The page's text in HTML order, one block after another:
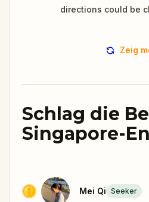
directions could be
Zeig
Schlag die
Singapore-
Mei Qi Seeker